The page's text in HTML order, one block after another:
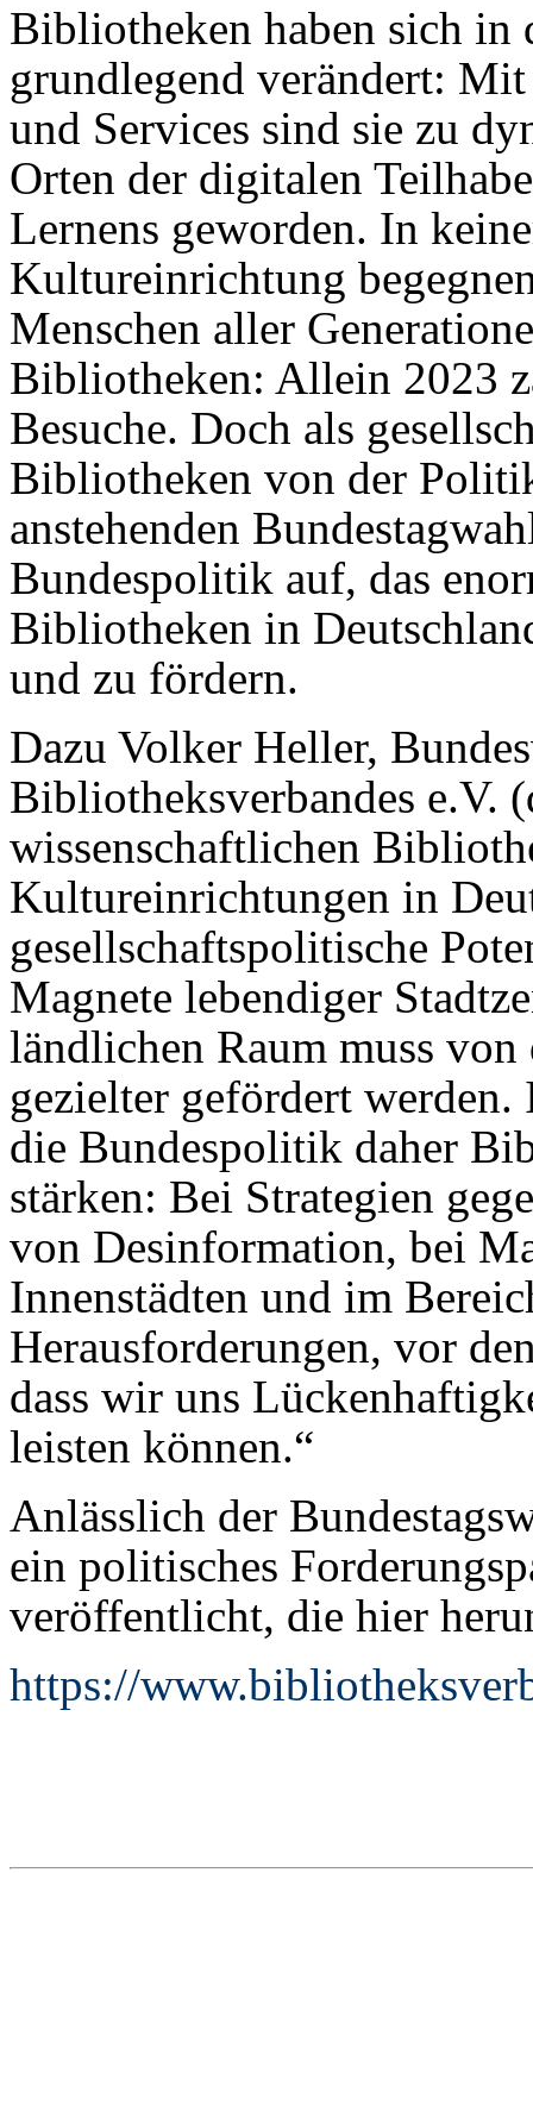
Bibliotheken haben sich in
grundlegend verändert:
und Services sind sie zu
Orten der digitalen
Lernens geworden. In
Kultureinrichtung
Menschen aller
Bibliotheken: Allein 2023
Besuche. Doch als
Bibliotheken von der
anstehenden
Bundespolitik auf, das
Bibliotheken in
und zu fördern.
Dazu Volker Heller,
Bibliotheksverbandes e.V.
wissenschaftlichen
Kultureinrichtungen in
gesellschaftspolitische
Magnete lebendiger
ländlichen Raum muss
gezielter gefördert
die Bundespolitik daher
stärken: Bei Strategien
von Desinformation, bei
Innenstädten und im
Herausforderungen, vor
dass wir uns
leisten können.“
Anlässlich der
ein politisches
veröffentlicht, die hier
https://